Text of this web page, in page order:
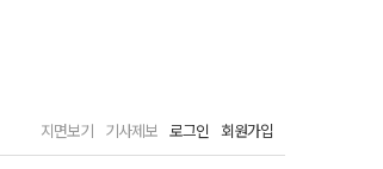
지면보기 기사제보 로그인 회원가입